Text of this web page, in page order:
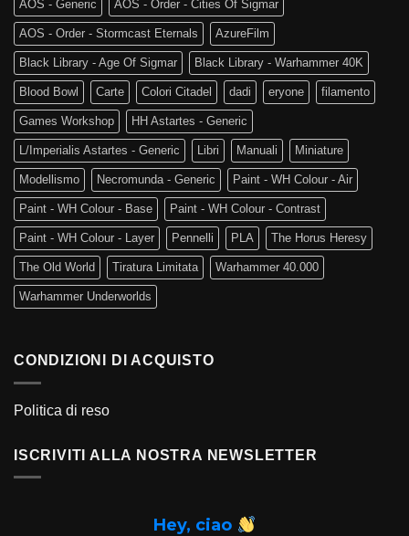
AOS - Generic AOS - Order - Cities Of Sigmar
AOS - Order - Stormcast Eternals AzureFilm
Black Library - Age Of Sigmar Black Library - Warhammer 40K
Blood Bowl Carte Colori Citadel dadi eryone filamento
Games Workshop HH Astartes - Generic
L/Imperialis Astartes - Generic Libri Manuali Miniature
Modellismo Necromunda - Generic Paint - WH Colour - Air
Paint - WH Colour - Base Paint - WH Colour - Contrast
Paint - WH Colour - Layer Pennelli PLA The Horus Heresy
The Old World Tiratura Limitata Warhammer 40.000
Warhammer Underworlds
CONDIZIONI DI ACQUISTO
Politica di reso
ISCRIVITI ALLA NOSTRA NEWSLETTER
Hey, ciao